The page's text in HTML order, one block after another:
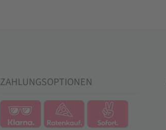
ZAHLUNGSOPTIONEN